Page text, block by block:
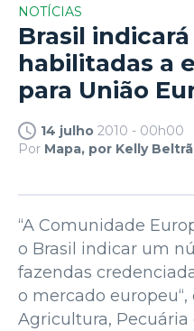
NOTÍCIAS
Brasil
habilitadas a
para União
14 julho 2010 - 00h00
Por Mapa, por Kelly
“A Comunidade
o Brasil indicar um
fazendas
o mercado
Agricultura,